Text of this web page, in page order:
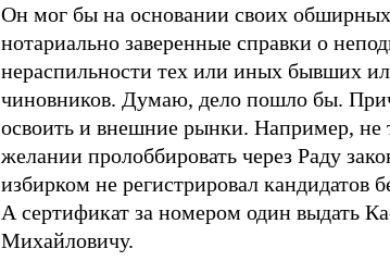
Он мог бы на основании своих
нотариально заверенные справки о
нераспильности тех или иных бывших
чиновников. Думаю, дело пошло бы.
освоить и внешние рынки. Например,
желании пролоббировать через Раду
избирком не регистрировал кандидатов
А сертификат за номером один выдать
Михайловичу.